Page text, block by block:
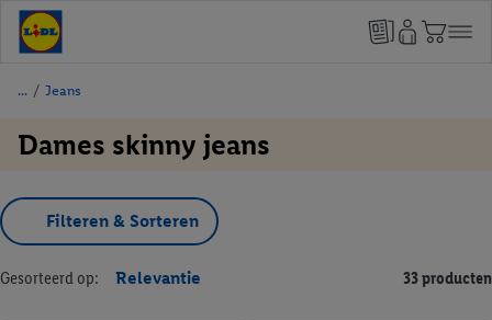
/ Jeans
Dames skinny jeans
Filteren & Sorteren
Gesorteerd op: Relevantie 33 producten